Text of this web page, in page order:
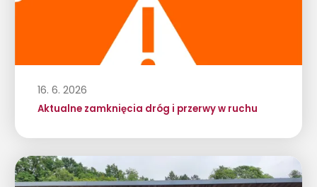
16. 6. 2026
Aktualne zamknięcia dróg i przerwy w ruchu